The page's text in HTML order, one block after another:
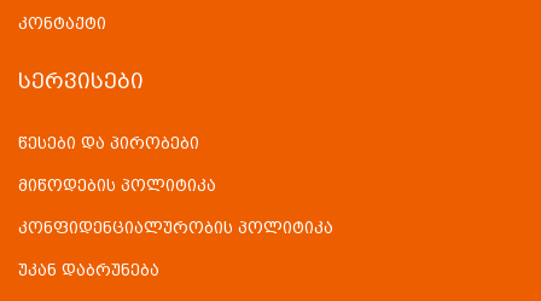
კონტაქტი
ᲡᲔᲠᲕᲘᲡᲔᲑᲘ
წესები და პირობები
მიწოდების პოლიტიკა
კონფიდენციალურობის პოლიტიკა
უკან დაბრუნება